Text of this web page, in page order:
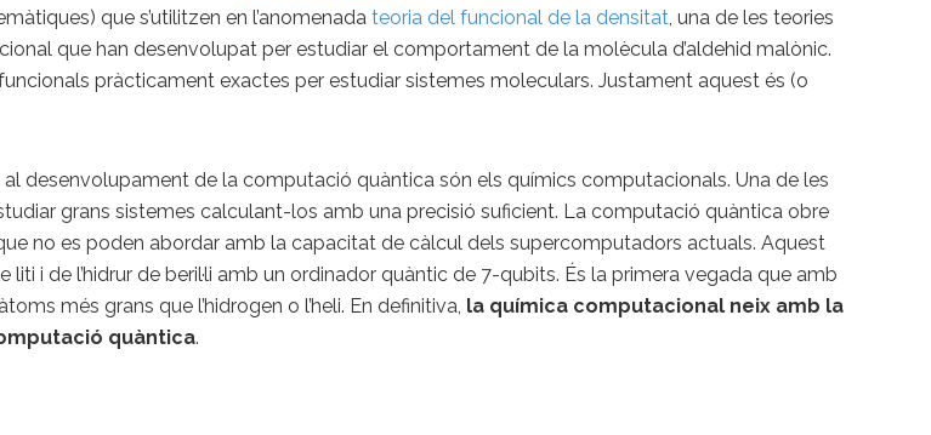
que s’utilitzen en l’anomenadateoria del funcional de la densitat, una de les teories
que han desenvolupat per estudiar el comportament de la molècula d’aldehid malònic.
pràcticament exactes per estudiar sistemes moleculars. Justament aquest és (o
desenvolupament de la computació quàntica són els químics computacionals. Una de les
grans sistemes calculant-los amb una precisió suficient. La computació quàntica obre
no es poden abordar amb la capacitat de càlcul dels supercomputadors actuals. Aquest
liti i de l’hidrur de beril·li amb un ordinador quàntic de 7-qubits. És la primera vegada que amb
més grans que l’hidrogen o l’heli. En definitiva, la química computacional neix amb la
quàntica.